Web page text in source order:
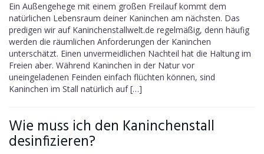
Ein Außengehege mit einem großen Freilauf kommt dem
natürlichen Lebensraum deiner Kaninchen am nächsten. Das
predigen wir auf Kaninchenstallwelt.de regelmäßig, denn häufig
werden die räumlichen Anforderungen der Kaninchen
unterschätzt. Einen unvermeidlichen Nachteil hat die Haltung im
Freien aber. Während Kaninchen in der Natur vor
uneingeladenen Feinden einfach flüchten können, sind
Kaninchen im Stall natürlich auf […]
Wie muss ich den Kaninchenstall
desinfizieren?